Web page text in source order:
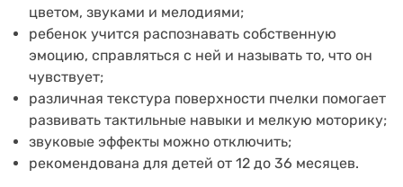
цветом, звуками и мелодиями;
ребенок учится распознавать собственную
эмоцию, справляться с ней и называть то, что он
чувствует;
различная текстура поверхности пчелки помогает
развивать тактильные навыки и мелкую моторику;
звуковые эффекты можно отключить;
рекомендована для детей от 12 до 36 месяцев.